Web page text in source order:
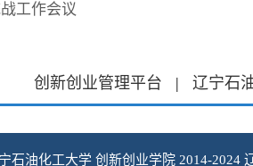
工作会议
创新创业管理平台 | 辽宁石
石油化工大学 创新创业学院 2014-2024